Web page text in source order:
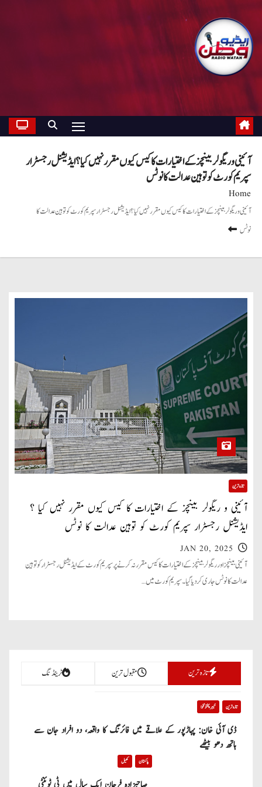
آئینی و ریگولر بینچز کے اختیارات کا کیس کیوں مقرر نہیں کیا ؟ ایڈیشنل رجسٹرار
سپریم کورٹ کو توہین عدالت کا نوٹس
Home
آئینی و ریگولر بینچز کے اختیارات کا کیس کیوں مقرر نہیں کیا ؟ ایڈیشنل رجسٹرار سپریم کورٹ کو توہین عدالت کا
نوٹس
تازہ ترین
آئینی و ریگولر بینچز کے اختیارات کا کیس کیوں مقرر نہیں کیا ؟
ایڈیشنل رجسٹرار سپریم کورٹ کو توہین عدالت کا نوٹس
JAN 20, 2025
آئینی بینچز اور ریگولر بینچز کے اختیارات کا کیس مقرر نہ کرنے پر سپریم کورٹ کے ایڈیشنل رجسٹرار کو توہین
عدالت کا نوٹس جاری کر دیا گیا۔ سپریم کورٹ میں…
تازہ ترین مقبول ترین ٹرینڈنگ
تازہ ترین خیبر پختونخوا
ڈی آئی خان: پہاڑپور کے علاقے میں فائرنگ کا واقعہ، دو افراد جان سے
ہاتھ دھو بیٹھے
پاکستان کھیل